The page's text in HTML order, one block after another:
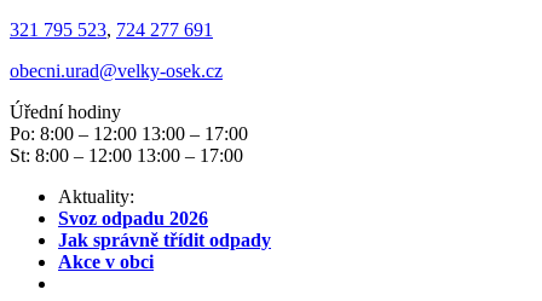
321 795 523, 724 277 691
obecni.urad@velky-osek.cz
Úřední hodiny
Po: 8:00 – 12:00 13:00 – 17:00
St: 8:00 – 12:00 13:00 – 17:00
Aktuality:
Svoz odpadu 2026
Jak správně třídit odpady
Akce v obci